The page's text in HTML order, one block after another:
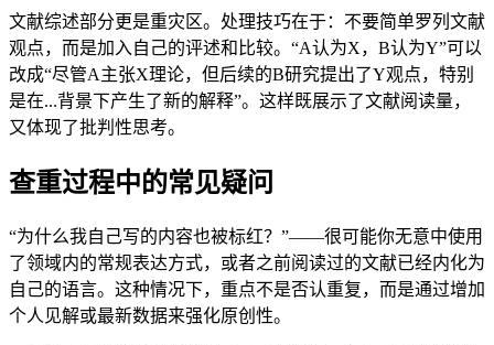
文献综述部分更是重灾区。处理技巧在于：不要简单罗列文献
观点，而是加入自己的评述和比较。“A认为X，B认为Y”可以
改成“尽管A主张X理论，但后续的B研究提出了Y观点，特别
是在...背景下产生了新的解释”。这样既展示了文献阅读量，
又体现了批判性思考。
查重过程中的常见疑问
“为什么我自己写的内容也被标红？”——很可能你无意中使用
了领域内的常规表达方式，或者之前阅读过的文献已经内化为
自己的语言。这种情况下，重点不是否认重复，而是通过增加
个人见解或最新数据来强化原创性。